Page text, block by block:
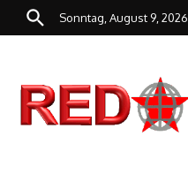
Zum Inhalt springen
Sonntag, August 9, 2026